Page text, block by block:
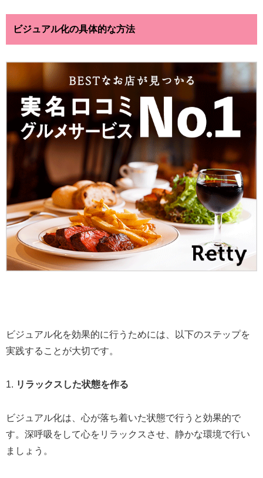
ビジュアル化の具体的な方法
ビジュアル化を効果的に行うためには、以下のステップを
実践することが大切です。
1. リラックスした状態を作る
ビジュアル化は、心が落ち着いた状態で行うと効果的で
す。深呼吸をして心をリラックスさせ、静かな環境で行い
ましょう。